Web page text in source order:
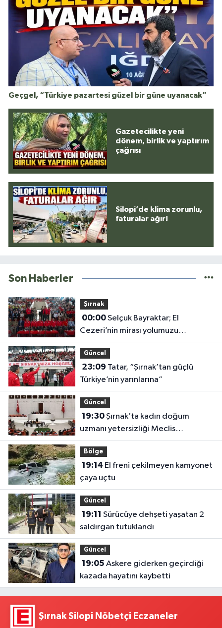
Geçgel, “Türkiye pazartesi güzel bir güne uyanacak”
Gazetecilikte yeni
dönem, birlik ve yaptırım
çağrısı
Silopi’de klima zorunlu,
faturalar ağır!
Son Haberler
Şırnak
00:00Selçuk Bayraktar; El
Cezeri’nin mirası yolumuzu
aydınlatıyor
Güncel
23:09
Türkiye’nin yarınlarına”
Güncel
19:30Şırnak’ta kadın doğum
uzmanı yetersizliği Meclis
gündeminde
Bölge
19:14
çaya uçtu
Güncel
19:11
saldırgan tutuklandı
Güncel
19:05
kazada hayatını kaybetti
Şırnak Silopi Nöbetçi Eczaneler